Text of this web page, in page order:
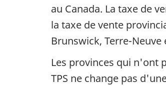
au Canada. La taxe de
la taxe de vente
Brunswick, Terre-
Les provinces qui n'ont
TPS ne change pas